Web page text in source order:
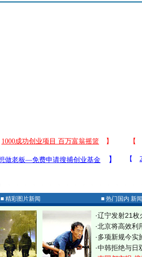
■ 精彩图片新闻 ■ 热门国内 新
·辽宁发射21枚
·北京将高效利
·多项新规今实
·中韩拒绝与日